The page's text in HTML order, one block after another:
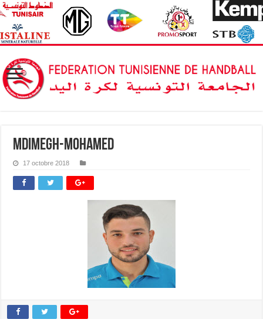
MDIMEGH-MOHAMED
17 octobre 2018